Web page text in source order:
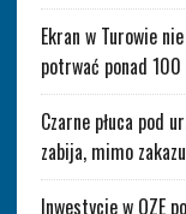
Ekran w Turowie
potrwać ponad
Czarne płuca pod
zabija, mimo
Inwestycje w OZE